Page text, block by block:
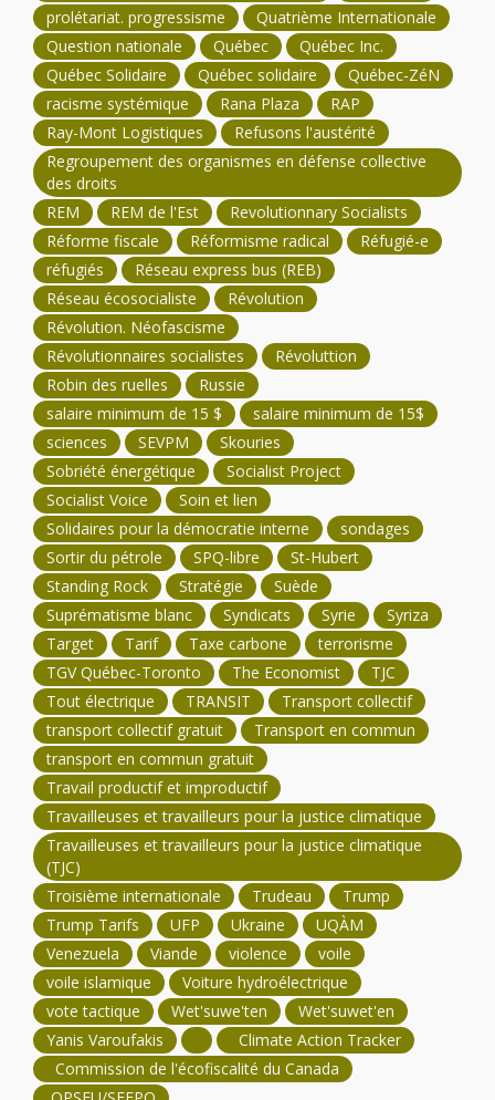
prolétariat. progressisme
Quatrième Internationale
Question nationale
Québec
Québec Inc.
Québec Solidaire
Québec solidaire
Québec-ZéN
racisme systémique
Rana Plaza
RAP
Ray-Mont Logistiques
Refusons l'austérité
Regroupement des organismes en défense collective
des droits
REM
REM de l'Est
Revolutionnary Socialists
Réforme fiscale
Réformisme radical
Réfugié-e
réfugiés
Réseau express bus (REB)
Réseau écosocialiste
Révolution
Révolution. Néofascisme
Révolutionnaires socialistes
Révoluttion
Robin des ruelles
Russie
salaire minimum de 15 $
salaire minimum de 15$
sciences
SEVPM
Skouries
Sobriété énergétique
Socialist Project
Socialist Voice
Soin et lien
Solidaires pour la démocratie interne
sondages
Sortir du pétrole
SPQ-libre
St-Hubert
Standing Rock
Stratégie
Suède
Suprématisme blanc
Syndicats Syrie
Syriza
Target
Tarif Taxe carbone
terrorisme
TGV Québec-Toronto
The Economist
TJC
Tout électrique
TRANSIT
Transport collectif
transport collectif gratuit
Transport en commun
transport en commun gratuit
Travail productif et improductif
Travailleuses et travailleurs pour la justice climatique
Travailleuses et travailleurs pour la justice climatique
(TJC)
Troisième internationale
Trudeau
Trump
Trump Tarifs
UFP Ukraine
UQÀM
Venezuela
Viande violence
voile
voile islamique
Voiture hydroélectrique
vote tactique
Wet'suwe'ten
Wet'suwet'en
Yanis Varoufakis
Climate Action Tracker
Commission de l'écofiscalité du Canada